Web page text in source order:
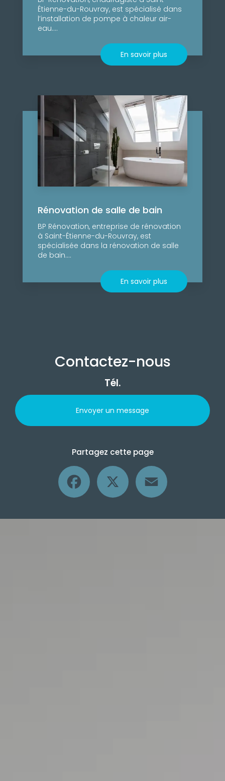
Étienne-du-Rouvray, est spécialisé dans
l’installation de pompe à chaleur air-
eau....
En savoir plus
Rénovation de salle de bain
BP Rénovation, entreprise de rénovation
à Saint-Étienne-du-Rouvray, est
spécialisée dans la rénovation de salle
de bain....
En savoir plus
Contactez-nous
Tél.
Envoyer un message
Partagez cette page
Facebook